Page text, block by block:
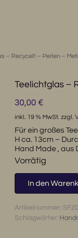
– Recycelt – Perlen –
Teelichtglas –
30,00 €
inkl. 19 % MwSt. zzgl.
Für ein großes
H ca. 13cm –
Hand Made , aus
Vorrätig
-
Perlen
In den
Artikelnummer:
Schlagwörter: